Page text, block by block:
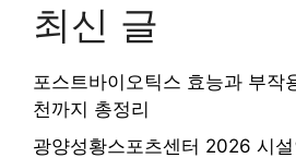
최신 글
포스트바이오틱스 효능과 부작
천까지 총정리
광양성황스포츠센터 2026 시